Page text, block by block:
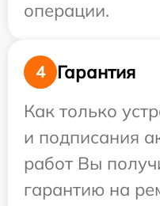
операции.
4
Гарантия
Как только
и подписания
работ Вы
гарантию на